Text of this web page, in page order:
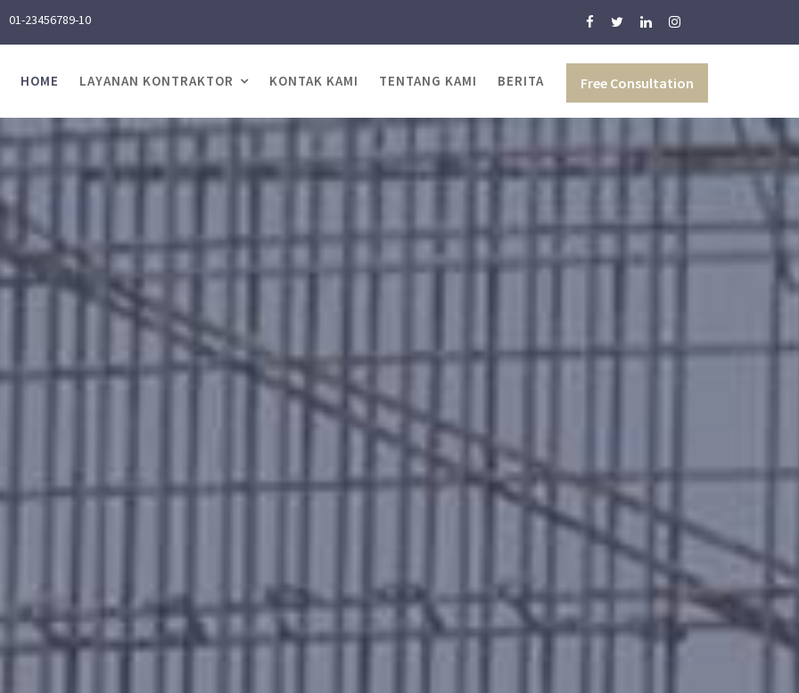
01-23456789-10
Free Consultation
HOME LAYANAN KONTRAKTOR KONTAK KAMI TENTANG KAMI BERITA